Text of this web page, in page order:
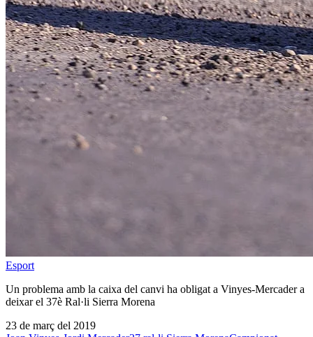
Esport
Un problema amb la caixa del canvi ha obligat a Vinyes-Mercader a
deixar el 37è Ral·li Sierra Morena
23 de març del 2019